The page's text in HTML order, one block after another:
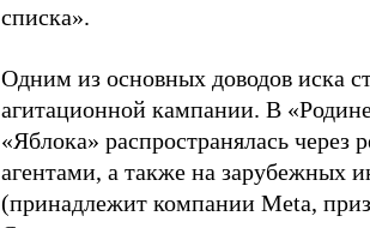
списка».
Одним из основных доводов иска
агитационной кампании. В
«Яблока» распространялась
агентами, а также на зарубежных
(принадлежит компании Meta,